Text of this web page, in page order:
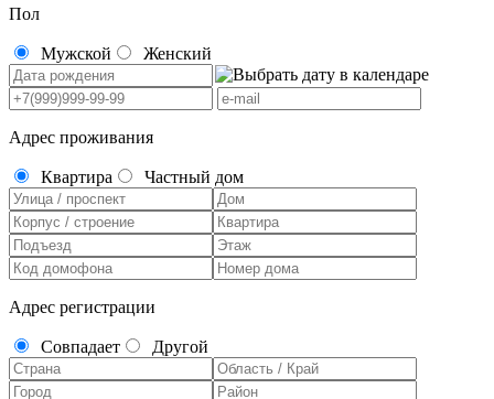
Пол
Мужской Женский
Адрес проживания
Квартира Частный дом
Адрес регистрации
Совпадает Другой